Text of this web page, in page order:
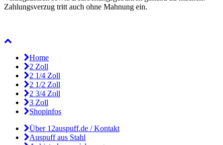
Zahlungsverzug tritt auch ohne Mahnung ein.
Home
2 Zoll
2 1/4 Zoll
2 1/2 Zoll
2 3/4 Zoll
3 Zoll
Shopinfos
Über 12auspuff.de / Kontakt
Auspuff aus Stahl